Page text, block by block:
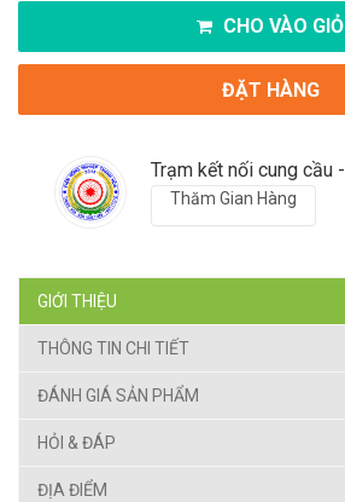
CHO VÀO GIỎ
ĐẶT HÀNG
Thăm Gian Hàng
GIỚI THIỆU
THÔNG TIN CHI TIẾT
ĐÁNH GIÁ SẢN PHẨM
HỎI & ĐÁP
ĐỊA ĐIỂM